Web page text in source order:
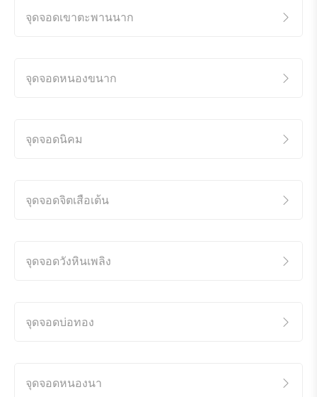
จุดจอดเขาตะพานนาก
จุดจอดหนองขนาก
จุดจอดนิคม
จุดจอดจิตเสือเต้น
จุดจอดวังหินเพลิง
จุดจอดบ่อทอง
จุดจอดหนองนา